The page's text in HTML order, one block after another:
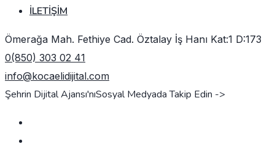
İLETIŞIM
Ömerağa Mah. Fethiye Cad. Öztalay İş Hanı Kat:1 D:173
0(850) 303 02 41
info@kocaelidijital.com
Şehrin Dijital Ajansı'nıSosyal Medyada Takip Edin ->